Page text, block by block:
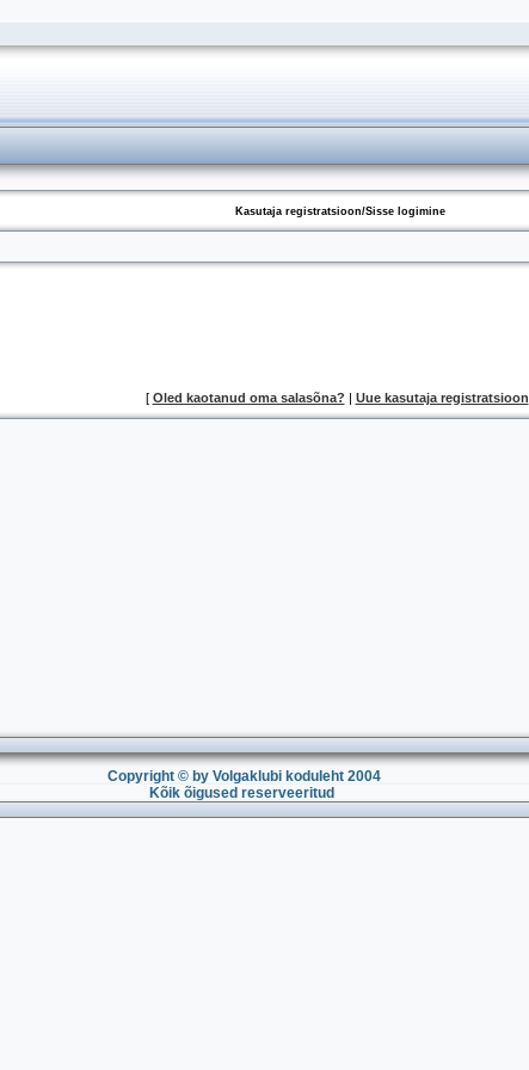
Kasutaja registratsioon/Sisse logimine
[ Oled kaotanud oma salasõna? | Uue kasutaja registratsioon
Copyright © by Volgaklubi koduleht 2004
Kõik õigused reserveeritud